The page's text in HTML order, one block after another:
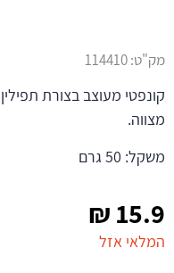
15.9
₪
המלאי אזל
מק"ט:114410
קונפטי מעוצב בצורת
מצווה.
משקל: 50 גרם